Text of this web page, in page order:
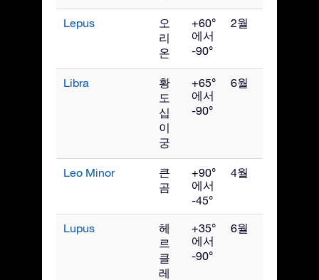
Lepus
오
리
온
+60°
에서
-90°
2월
Libra
황
도
십
이
궁
+65°
에서
-90°
6월
Leo Minor
큰
곰
+90°
에서
-45°
4월
Lupus
헤
르
클
레
+35°
에서
-90°
6월